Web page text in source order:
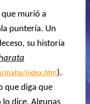
que murió a
puntería. Un
su historia
maha/index.htm).
que diga que